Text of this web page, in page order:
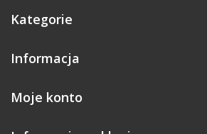
Kategorie
Informacja
Moje konto